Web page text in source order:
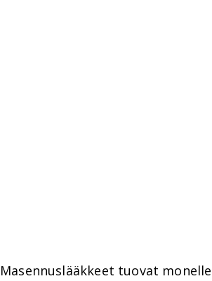
Masennuslääkkeet tuovat